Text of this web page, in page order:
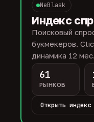
NeBlask
Индекс
Поисковый
букмекеров.
динамика 12 мес.
61
РЫНКОВ
Открыть индекс